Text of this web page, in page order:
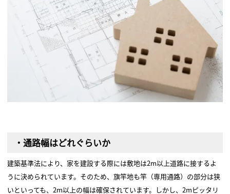
・通路幅はどれぐらいか
建築基準法により、家を建設する際には敷地は2m以上道路に接するよ
うに決められています。そのため、旗竿地も竿（専用通路）の部分は狭
いといっても、2m以上の幅は確保されています。しかし、2mピッタリ